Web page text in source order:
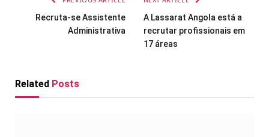
Recruta-se Assistente
Administrativa
A Lassarat Angola está a
recrutar profissionais em
17 áreas
Related Posts